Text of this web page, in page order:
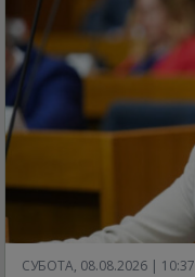
СУБОТА, 08.08.2026 | 10:37